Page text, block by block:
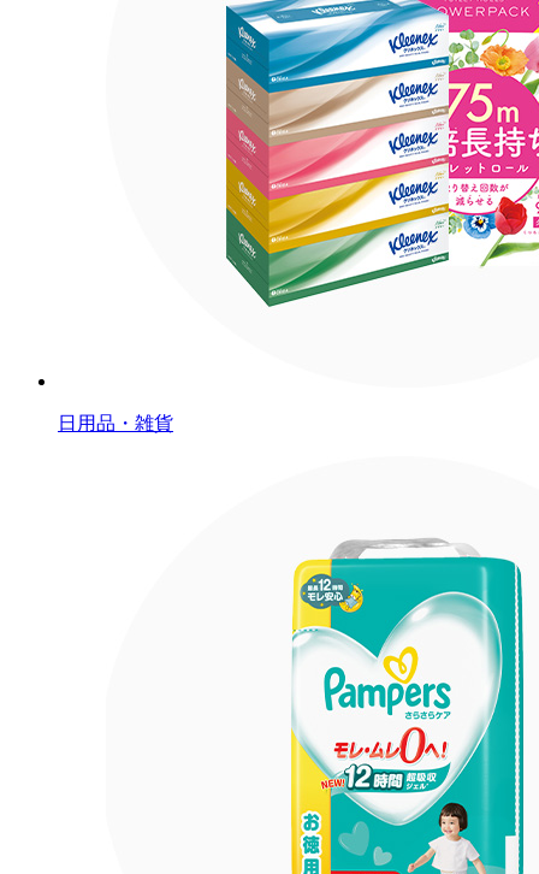
日用品・雑貨